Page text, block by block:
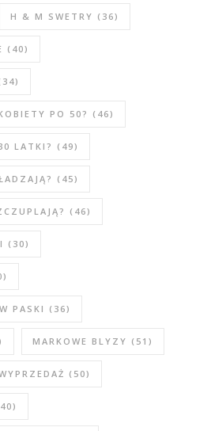
H & M SWETRY (36)
(40)
PO 50? (46)
LATKI? (49)
(45)
(46)
(30)
PASKI (36)
MARKOWE BLYZY (51)
(50)